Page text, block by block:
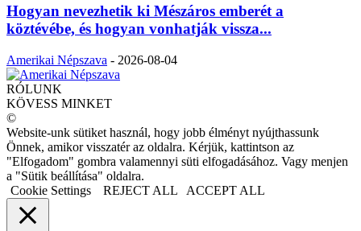
Hogyan nevezhetik ki Mészáros emberét a
köztévébe, és hogyan vonhatják vissza...
Amerikai Népszava - 2026-08-04
RÓLUNK
KÖVESS MINKET
©
Website-unk sütiket használ, hogy jobb élményt nyújthassunk
Önnek, amikor visszatér az oldalra. Kérjük, kattintson az
"Elfogadom" gombra valamennyi süti elfogadásához. Vagy menjen
a "Sütik beállítása" oldalra.
Cookie Settings
REJECT ALL ACCEPT ALL